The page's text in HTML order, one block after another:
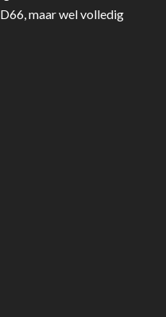
maar wel volledig